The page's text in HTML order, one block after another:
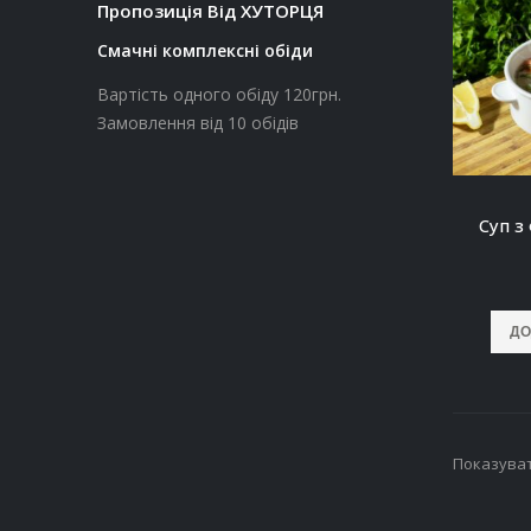
Суп
Пропозиція Від ХУТОРЦЯ
Смачні комплексні обіди
Вартість одного обіду 120грн.
Замовлення від 10 обідів